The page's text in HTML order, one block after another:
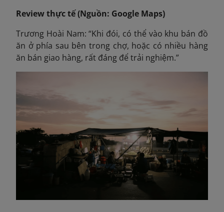
Review thực tế (Nguồn: Google Maps)
Trương Hoài Nam: “Khi đói, có thể vào khu bán đồ
ăn ở phía sau bên trong chợ, hoặc có nhiều hàng
ăn bán giao hàng, rất đáng để trải nghiệm.”